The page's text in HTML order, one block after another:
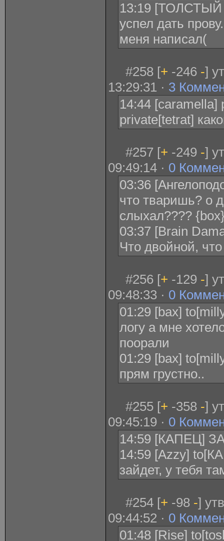
13:19 [ТОЛСТЫЙ
успел дать
меня написал(
#258 [+ -246 -]
13:29:31 · 3
14:44 [caramella]
private[tetrat]
#257 [+ -249 -]
09:49:14 · 0
03:36
что тваришь? о
слыхал????
03:37 [Brain
Что двойной,
#256 [+ -129 -]
09:48:33 · 0
01:29 [bax]
логу а мне
поорали
01:29 [bax]
прям грустно..
#255 [+ -358 -]
09:45:19 · 0
14:59 [КАПЕЦ]
14:59 [Azzy]
зайдет, у тебя
#254 [+ -98 -]
09:44:52 · 0
01:48 [Rise]